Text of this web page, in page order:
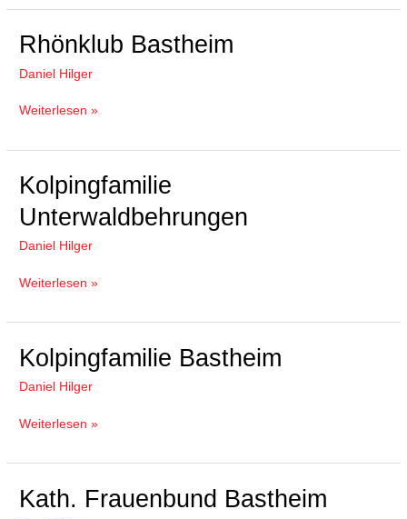
Rhönklub Bastheim
Daniel Hilger
Rhönklub
Bastheim
Weiterlesen »
Kolpingfamilie
Unterwaldbehrungen
Daniel Hilger
Kolpingfamilie
Unterwaldbehrungen
Weiterlesen »
Kolpingfamilie Bastheim
Daniel Hilger
Kolpingfamilie
Bastheim
Weiterlesen »
Kath. Frauenbund Bastheim
Kath.
Frauenbund